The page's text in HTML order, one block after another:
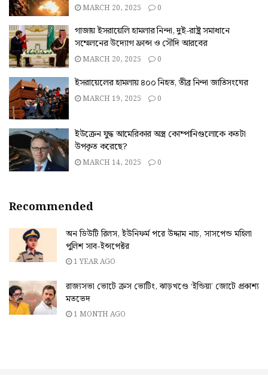
MARCH 20, 2025 0
গাজায় ইসরায়েলি হামলার নিন্দা, দুই-রাষ্ট্র সমাধানে
সম্মেলনের উদ্যোগ ফ্রান্স ও সৌদি আরবের
MARCH 20, 2025 0
ইসরায়েলের হামলায় ৪০০ নিহত, তীব্র নিন্দা জাতিসংঘের
MARCH 19, 2025 0
ইউক্রেন যুদ্ধ আমেরিকার অস্ত্র কোম্পানিগুলোকে কতটা
উপকৃত করেছে?
MARCH 14, 2025 0
Recommended
অন ডিউটি রিলস, ইউনিফর্ম পরে উদ্দাম নাচ, সাসপেন্ড মহিলা
পুলিশ সাব-ইন্সপেক্টর
1 YEAR AGO
রাজ্যসভা ভোটে ক্রস ভোটিং, ঝাড়খণ্ডে ‘ইন্ডিয়া’ জোটে প্রকাশ্য
মতভেদ
1 MONTH AGO